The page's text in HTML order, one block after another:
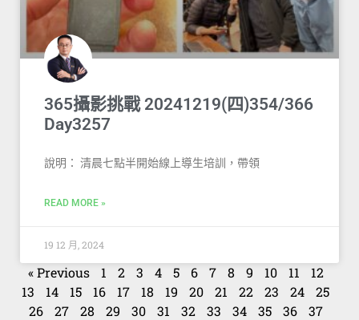
365攝影挑戰 20241219(四)354/366
Day3257
說明： 清晨七點半開始線上導生培訓，帶領
READ MORE »
19 12 月, 2024
« Previous 1 2 3 4 5 6 7 8 9 10 11
12
13
14 15 16 17 18 19 20 21 22 23 24
25
26
27 28 29 30 31 32 33 34 35 36
37